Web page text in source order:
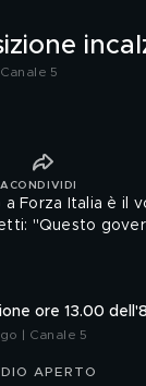
5
CONDIVIDI
a Forza Italia è il
"Questo
ore 13.00
| Canale 5
APERTO